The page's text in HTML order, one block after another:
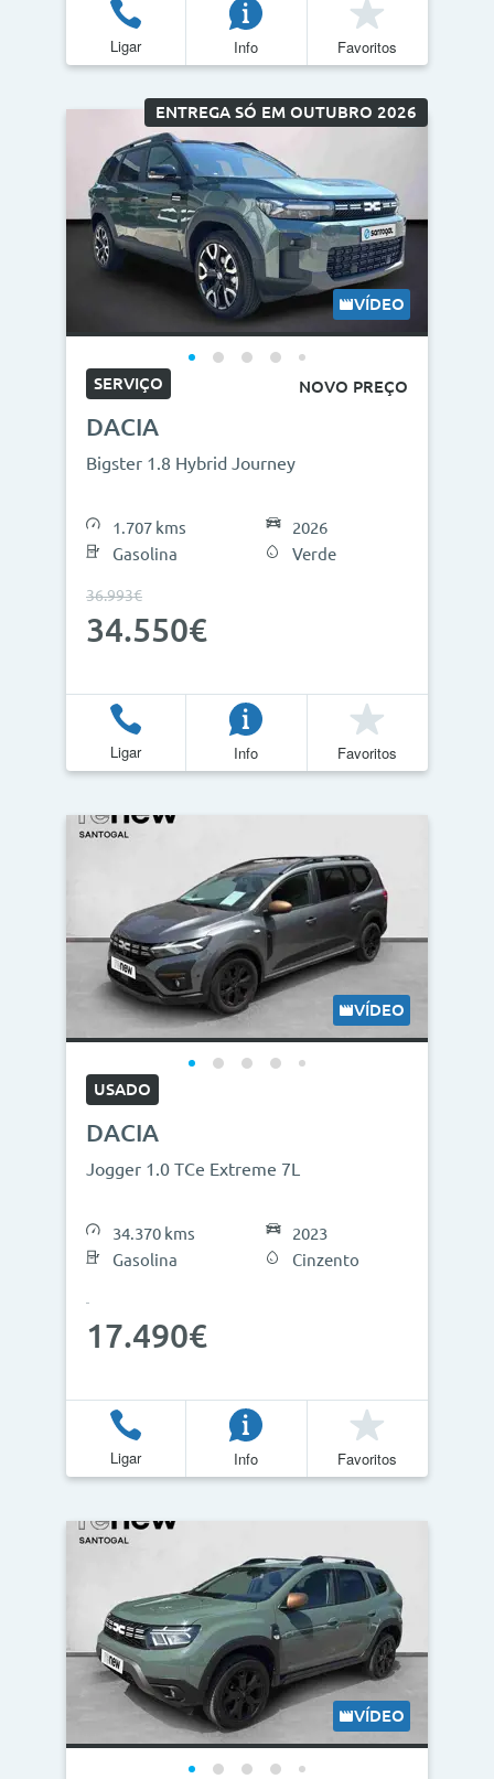
Ligar Info Favoritos
ENTREGA SÓ EM OUTUBRO 2026
VÍDEO
SERVIÇO NOVO PREÇO
DACIA
Bigster 1.8 Hybrid Journey
1.707 kms
Gasolina
2026
Verde
36.993€
34.550€
Ligar Info Favoritos
VÍDEO
USADO
DACIA
Jogger 1.0 TCe Extreme 7L
34.370 kms
Gasolina
2023
Cinzento
17.490€
Ligar Info Favoritos
VÍDEO